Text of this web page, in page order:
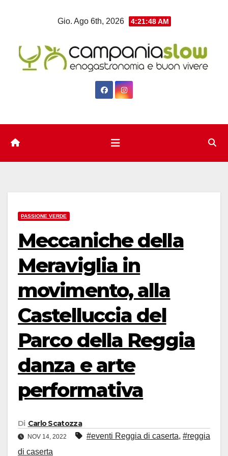
Gio. Ago 6th, 2026 4:21:49 AM
PASSIONE VERDE
Meccaniche della
Meraviglia in
movimento, alla
Castelluccia del
Parco della Reggia
danza e arte
performativa
Di Carlo Scatozza
NOV 14, 2022 #eventi Reggia di caserta, #reggia
di caserta